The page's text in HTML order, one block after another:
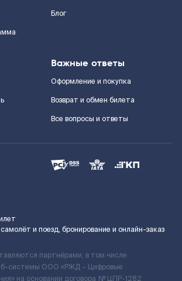
Блог
Важные ответы
Оформление и покупка
Возврат и обмен билета
Все вопросы и ответы
и поезд, бронирование и онлайн-заказ
партнёрами, в том числе
системы ООО «РЖД – Цифровые
на основании договора № ЦПР-1282